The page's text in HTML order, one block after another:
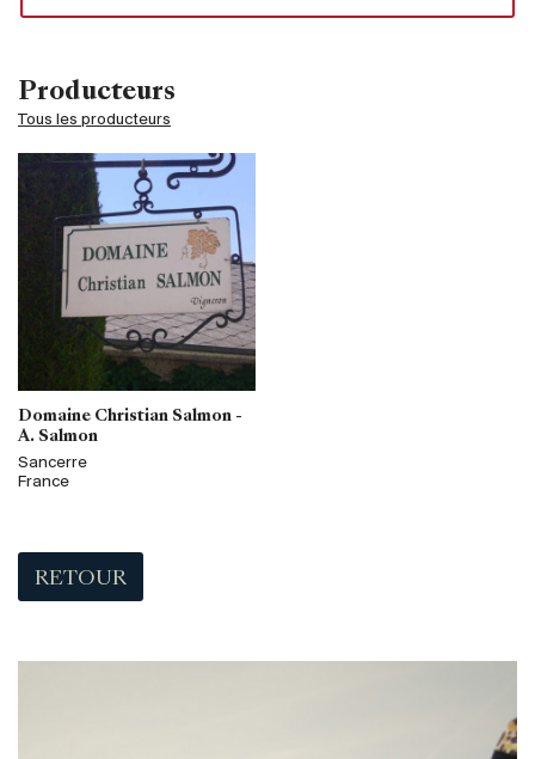
Producteurs
Tous les producteurs
Domaine Christian Salmon -
A. Salmon
Sancerre
France
RETOUR